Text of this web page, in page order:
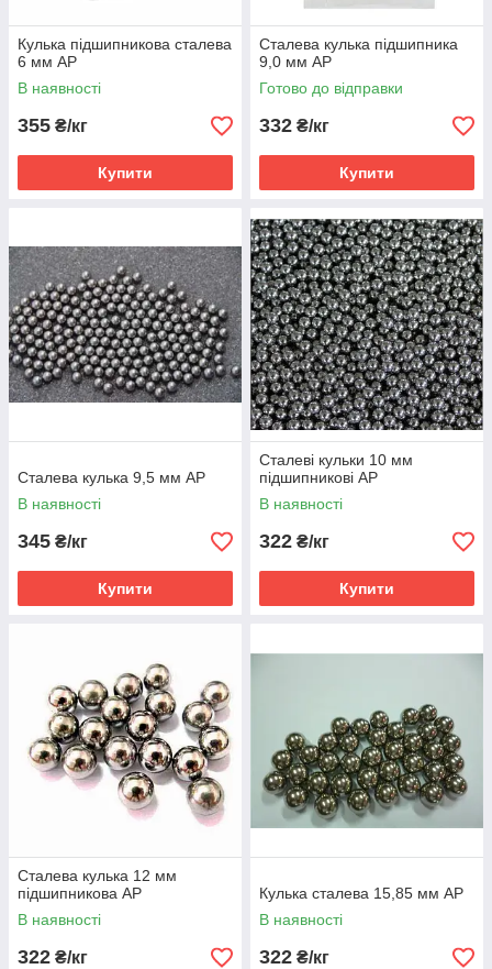
Кулька підшипникова сталева
6 мм AP
В наявності
355 ₴/кг
Купити
Сталева кулька підшипника
9,0 мм AP
Готово до відправки
332 ₴/кг
Купити
Сталева кулька 9,5 мм AP
В наявності
345 ₴/кг
Купити
Сталеві кульки 10 мм
підшипникові AP
В наявності
322 ₴/кг
Купити
Сталева кулька 12 мм
підшипникова AP
В наявності
322 ₴/кг
Кулька сталева 15,85 мм AP
В наявності
322 ₴/кг